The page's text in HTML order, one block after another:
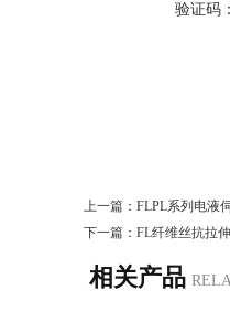
验证码
上一篇： FLPL系列电液
下一篇： FL纤维丝抗拉
相关产品